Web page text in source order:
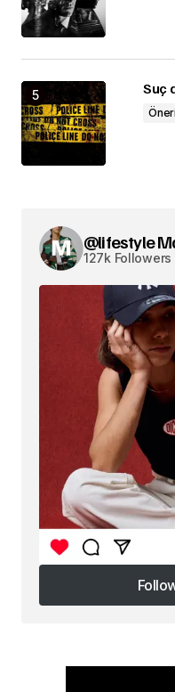
Suç
Öneri
@lifestyle
127k Followers